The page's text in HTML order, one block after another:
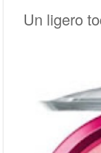
Un ligero